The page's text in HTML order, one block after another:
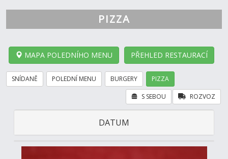
PIZZA
MAPA POLEDNÍHO MENU PŘEHLED RESTAURACÍ
SNÍDANĚ POLEDNÍ MENU BURGERY PIZZA
ROZVOZ
S SEBOU
DATUM